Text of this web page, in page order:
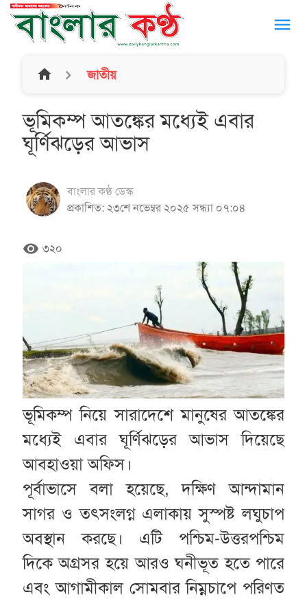
menu
home জাতীয়
ভূমিকম্প আতঙ্কের মধ্যেই এবার
ঘূর্ণিঝড়ের আভাস
বাংলার কণ্ঠ ডেস্ক
প্রকাশিত: ২৩শে নভেম্বর ২০২৫ সন্ধ্যা ০৭:০৪
remove_red_eye ৩২০
ভূমিকম্প নিয়ে সারাদেশে মানুষের আতঙ্কের
মধ্যেই এবার ঘূর্ণিঝড়ের আভাস দিয়েছে
আবহাওয়া অফিস।
পূর্বাভাসে বলা হয়েছে, দক্ষিণ আন্দামান
সাগর ও তৎসংলগ্ন এলাকায় সুস্পষ্ট লঘুচাপ
অবস্থান করছে। এটি পশ্চিম-উত্তরপশ্চিম
দিকে অগ্রসর হয়ে আরও ঘনীভূত হতে পারে
এবং আগামীকাল সোমবার নিম্নচাপে পরিণত